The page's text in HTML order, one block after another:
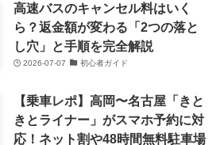
高速バスのキャンセル料はいく
ら？返金額が変わる「2つの落と
し穴」と手順を完全解説
2026-07-07 初心者ガイド
【乗車レポ】高岡〜名古屋「きと
きとライナー」がスマホ予約に対
応！ネット割や48時間無料駐車場